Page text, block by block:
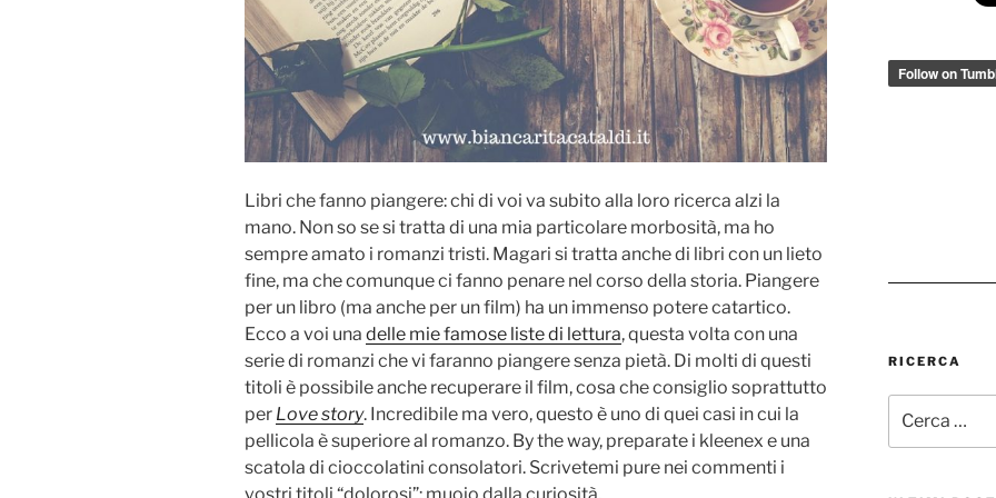
Libri che fanno piangere: chi di voi va subito alla loro ricerca alzi la
mano. Non so se si tratta di una mia particolare morbosità, ma ho
sempre amato i romanzi tristi. Magari si tratta anche di libri con un lieto
fine, ma che comunque ci fanno penare nel corso della storia. Piangere
per un libro (ma anche per un film) ha un immenso potere catartico.
Ecco a voi una delle mie famose liste di lettura, questa volta con una
serie di romanzi che vi faranno piangere senza pietà. Di molti di questi
titoli è possibile anche recuperare il film, cosa che consiglio soprattutto
per Love story. Incredibile ma vero, questo è uno di quei casi in cui la
pellicola è superiore al romanzo. By the way, preparate i kleenex e una
scatola di cioccolatini consolatori. Scrivetemi pure nei commenti i
RICERCA